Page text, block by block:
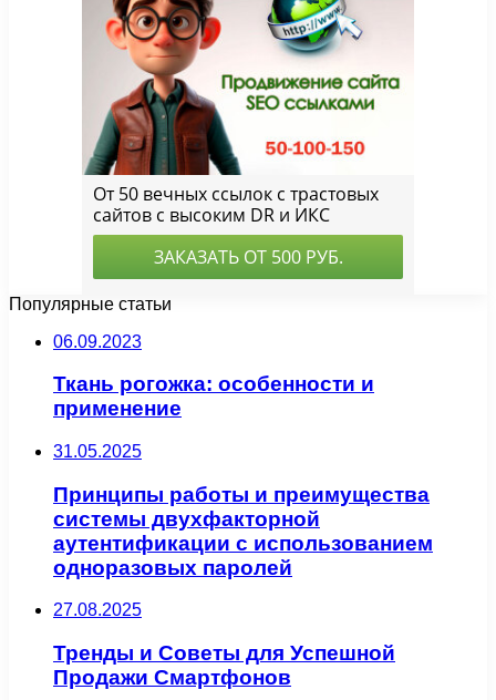
Популярные статьи
06.09.2023
Ткань рогожка: особенности и
применение
31.05.2025
Принципы работы и преимущества
системы двухфакторной
аутентификации с использованием
одноразовых паролей
27.08.2025
Тренды и Советы для Успешной
Продажи Смартфонов